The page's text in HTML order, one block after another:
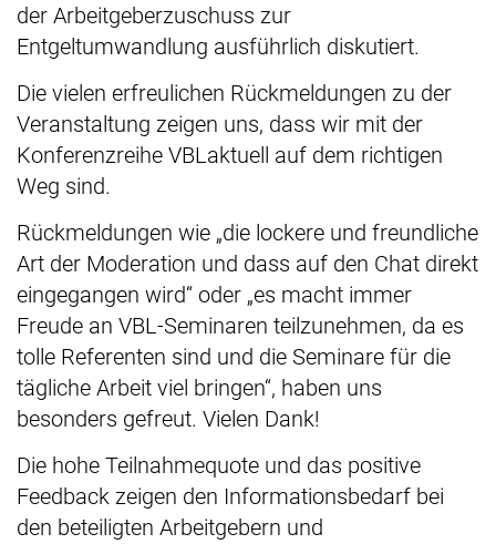
der Arbeitgeberzuschuss zur
Entgeltumwandlung ausführlich diskutiert.
Die vielen erfreulichen Rückmeldungen zu der
Veranstaltung zeigen uns, dass wir mit der
Konferenzreihe VBLaktuell auf dem richtigen
Weg sind.
Rückmeldungen wie „die lockere und freundliche
Art der Moderation und dass auf den Chat direkt
eingegangen wird“ oder „es macht immer
Freude an VBL-Seminaren teilzunehmen, da es
tolle Referenten sind und die Seminare für die
tägliche Arbeit viel bringen“, haben uns
besonders gefreut. Vielen Dank!
Die hohe Teilnahmequote und das positive
Feedback zeigen den Informationsbedarf bei
den beteiligten Arbeitgebern und